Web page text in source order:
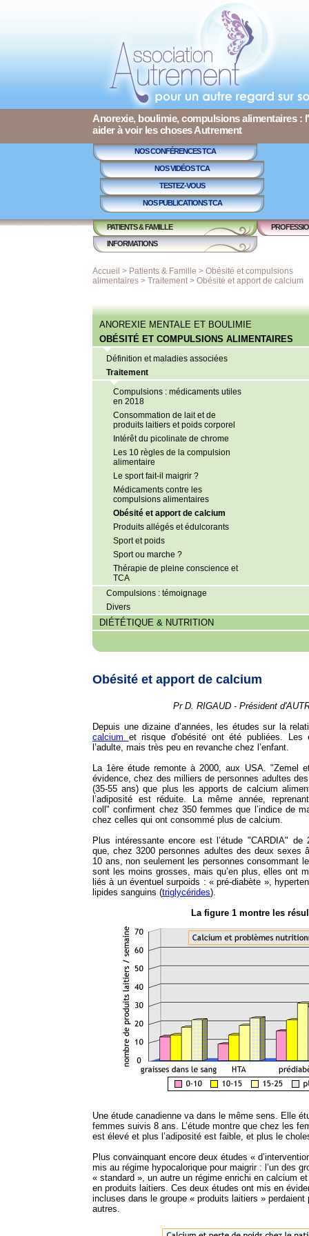
Anorexie, boulimie, compulsions alimentaires :
aider à voir les choses Autrement
NOS CONFÉRENCES TCA
NOS VIDÉOS TCA
TESTEZ-VOUS
NOS PUBLICATIONS TCA
PATIENTS & FAMILLE
INFORMATIONS
Accueil > Patients & Famille > Obésité et compulsions
alimentaires > Traitement> Obésité et apport de calcium
ANOREXIE MENTALE ET BOULIMIE
OBÉSITÉ ET COMPULSIONS ALIMENTAIRES
Définition et maladies associées
Traitement
Compulsions : médicaments utiles
en 2018
Consommation de lait et de
produits laitiers et poids corporel
Intérêt du picolinate de chrome
Les 10 règles de la compulsion
alimentaire
Le sport fait-il maigrir ?
Médicaments contre les
compulsions alimentaires
Obésité et apport de calcium
Produits allégés et édulcorants
Sport et poids
Sport ou marche ?
Thérapie de pleine conscience et
TCA
Compulsions : témoignage
Divers
DIÉTÉTIQUE & NUTRITION
Obésité et apport de calcium
Pr D. RIGAUD - Président
Depuis une dizaine d’années, les études sur la
calcium et risque d'obésité ont été publiées.
l’adulte, mais très peu en revanche chez l’enfant.
La 1ère étude remonte à 2000, aux USA. "Zemel
évidence, chez des milliers de personnes adultes
(35-55 ans) que plus les apports de calcium
l’adiposité est réduite. La même année,
coll" confirment chez 350 femmes que l’indice de
chez celles qui ont consommé plus de calcium.
Plus intéressante encore est l’étude "CARDIA" de
que, chez 3200 personnes adultes des deux sexes
10 ans, non seulement les personnes consommant
sont les moins grosses, mais qu’en plus, elles ont
liés à un éventuel surpoids : « pré-diabète »,
lipides sanguins (triglycérides).
La figure 1 montre les
Une étude canadienne va dans le même sens. Elle
femmes suivis 8 ans. L’étude montre que chez les
est élevé et plus l’adiposité est faible, et plus le
Plus convainquant encore deux études «
mis au régime hypocalorique pour maigrir : l’un des
« standard », un autre un régime enrichi en calcium
en produits laitiers. Ces deux études ont mis en
incluses dans le groupe « produits laitiers » perdaient
autres.